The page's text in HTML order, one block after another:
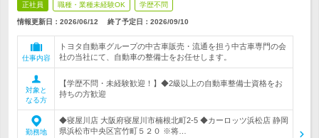
正社員 職種・業種未経験OK 学歴不問
情報更新日：2026/06/12 終了予定日： 2026/09/10
仕事内容
トヨタ自動車グループの中古車販売・流通を担う中古車専門の会
社の当社にて、自動車の整備士をお任せします。
対象と
なる方
【学歴不問・未経験歓迎！】◆2級以上の自動車整備士資格をお
持ちの方歓迎
勤務地
◆寝屋川店 大阪府寝屋川市楠根北町2-5 ◆カーロッツ浜松店 静岡
県浜松市中央区宮竹町５２０ ※将…